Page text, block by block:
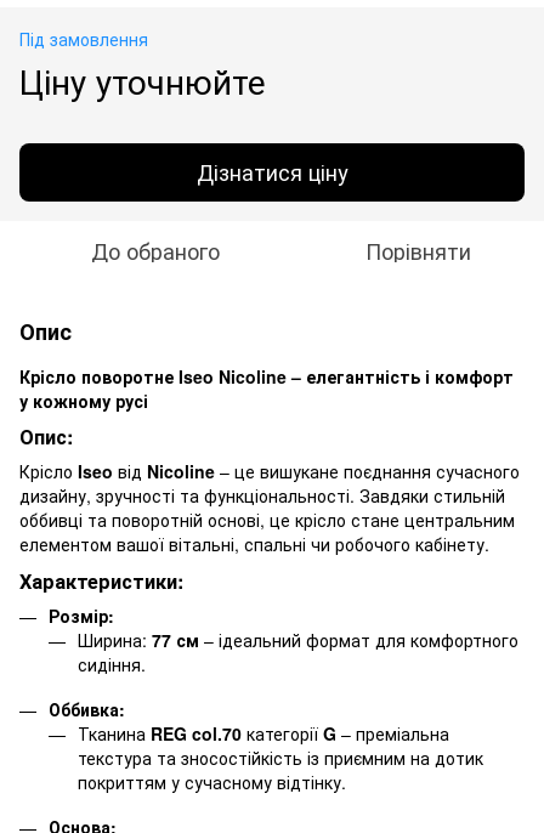
Під замовлення
Ціну уточнюйте
Дізнатися ціну
До обраного Порівняти
Опис
Крісло поворотне Iseo Nicoline – елегантність і комфорт
у кожному русі
Опис:
Крісло Iseo від Nicoline – це вишукане поєднання сучасного
дизайну, зручності та функціональності. Завдяки стильній
оббивці та поворотній основі, це крісло стане центральним
елементом вашої вітальні, спальні чи робочого кабінету.
Характеристики:
Розмір:
Ширина: 77 см – ідеальний формат для комфортного
сидіння.
Оббивка:
Тканина REG col.70 категорії G – преміальна
текстура та зносостійкість із приємним на дотик
покриттям у сучасному відтінку.
Основа: